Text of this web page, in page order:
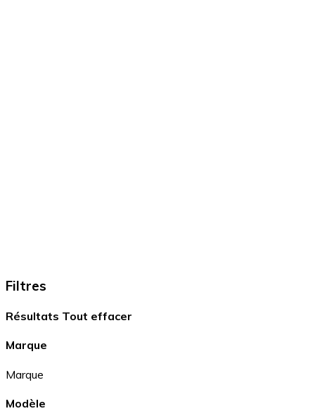
Filtres
Résultats Tout effacer
Marque
Marque
Modèle